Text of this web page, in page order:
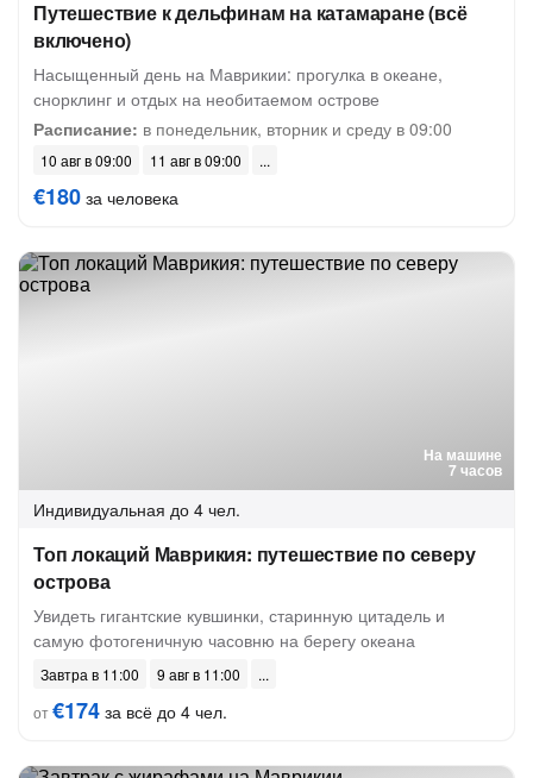
Путешествие к дельфинам на катамаране (всё
включено)
Насыщенный день на Маврикии: прогулка в океане,
снорклинг и отдых на необитаемом острове
Расписание: в понедельник, вторник и среду в 09:00
10 авг в 09:00 11 авг в 09:00
€180 за человека
На машине
7 часов
Индивидуальная до 4 чел.
Топ локаций Маврикия: путешествие по северу
острова
Увидеть гигантские кувшинки, старинную цитадель и
самую фотогеничную часовню на берегу океана
Завтра в 11:00
9 авг в 11:00
от€174 за всё до 4 чел.